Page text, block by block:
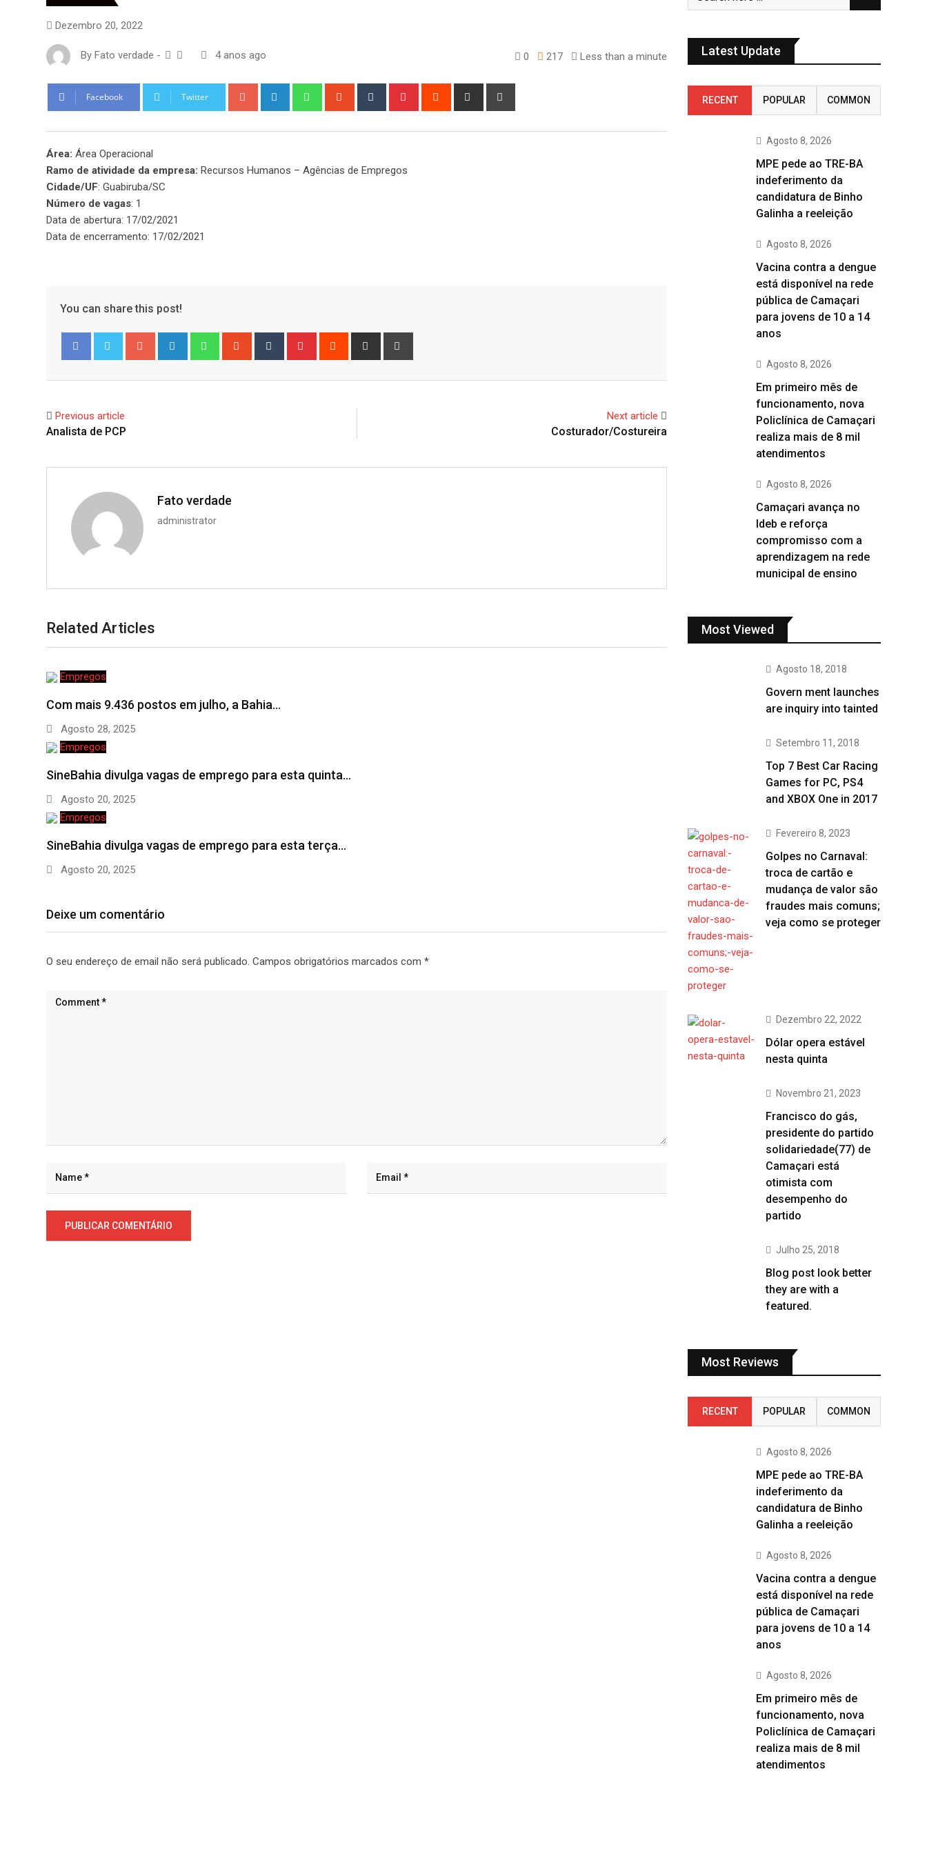
Dezembro 20, 2022
By Fato verdade - 4 anos ago 0 217 Less than a minute
Facebook Twitter Google+ LinkedIn WhatsappStumbleUpon
Tumblr Pinterest Reddit
Share
Área: Área Operacional
Ramo de atividade da empresa: Recursos Humanos – Agências de Empregos
Cidade/UF: Guabiruba/SC
Número de vagas: 1
Data de abertura: 17/02/2021
Data de encerramento: 17/02/2021
You can share this post!
Google+ LinkedIn WhatsappStumbleUpon
Tumblr Pinterest Reddit
Share
Previous article
Analista de PCP
Next article
Costurador/Costureira
Fato verdade
administrator
Related Articles
Empregos
Com mais 9.436 postos em julho, a Bahia…
Agosto 28, 2025
Empregos
SineBahia divulga vagas de emprego para esta quinta…
Agosto 20, 2025
Empregos
SineBahia divulga vagas de emprego para esta terça…
Agosto 20, 2025
Deixe um comentário
O seu endereço de email não será publicado. Campos obrigatórios marcados com *
Latest Update
RECENT POPULAR COMMON
Agosto 8, 2026
MPE pede ao TRE-BA
indeferimento da
candidatura de Binho
Galinha a reeleição
Agosto 8, 2026
Vacina contra a dengue
está disponível na rede
pública de Camaçari
para jovens de 10 a 14
anos
Agosto 8, 2026
Em primeiro mês de
funcionamento, nova
Policlínica de Camaçari
realiza mais de 8 mil
atendimentos
Agosto 8, 2026
Camaçari avança no
Ideb e reforça
compromisso com a
aprendizagem na rede
municipal de ensino
Most Viewed
Agosto 18, 2018
Govern ment launches
are inquiry into tainted
Setembro 11, 2018
Top 7 Best Car Racing
Games for PC, PS4
and XBOX One in 2017
Fevereiro 8, 2023
Golpes no Carnaval:
troca de cartão e
mudança de valor são
fraudes mais comuns;
veja como se proteger
Dezembro 22, 2022
Dólar opera estável
nesta quinta
Novembro 21, 2023
Francisco do gás,
presidente do partido
solidariedade(77) de
Camaçari está
otimista com
desempenho do
partido
Julho 25, 2018
Blog post look better
they are with a
featured.
Most Reviews
RECENT POPULAR COMMON
Agosto 8, 2026
MPE pede ao TRE-BA
indeferimento da
candidatura de Binho
Galinha a reeleição
Agosto 8, 2026
Vacina contra a dengue
está disponível na rede
pública de Camaçari
para jovens de 10 a 14
anos
Agosto 8, 2026
Em primeiro mês de
funcionamento, nova
Policlínica de Camaçari
realiza mais de 8 mil
atendimentos